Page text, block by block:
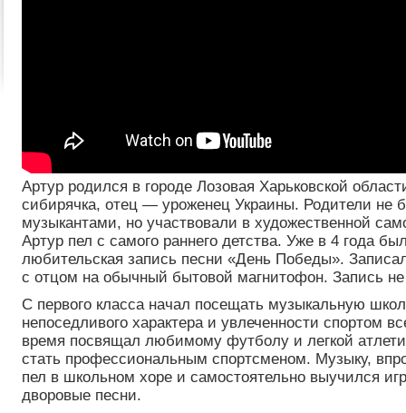
Артур родился в городе Лозовая Харьковской
сибирячка, отец — уроженец Украины. Родители не
музыкантами, но участвовали в художественной
Артур пел с самого раннего детства. Уже в 4 года
любительская запись песни «День Победы».
с отцом на обычный бытовой магнитофон. Запись
С первого класса начал посещать музыкальную
непоседливого характера и увлеченности спортом
время посвящал любимому футболу и легкой
стать профессиональным спортсменом. Музыку,
пел в школьном хоре и самостоятельно выучился
дворовые песни.